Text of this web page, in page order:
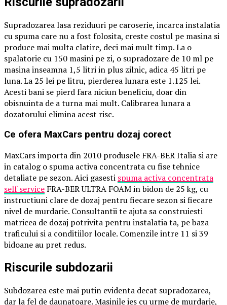
Supradozarea lasa reziduuri pe caroserie, incarca instalatia
cu spuma care nu a fost folosita, creste costul pe masina si
produce mai multa clatire, deci mai mult timp. La o
spalatorie cu 150 masini pe zi, o supradozare de 10 ml pe
masina inseamna 1,5 litri in plus zilnic, adica 45 litri pe
luna. La 25 lei pe litru, pierderea lunara este 1.125 lei.
Acesti bani se pierd fara niciun beneficiu, doar din
obisnuinta de a turna mai mult. Calibrarea lunara a
dozatorului elimina acest risc.
Ce ofera MaxCars pentru dozaj corect
MaxCars importa din 2010 produsele FRA-BER Italia si are
in catalog o spuma activa concentrata cu fise tehnice
detaliate pe sezon. Aici gasesti spuma activa concentrata
self service FRA-BER ULTRA FOAM in bidon de 25 kg, cu
instructiuni clare de dozaj pentru fiecare sezon si fiecare
nivel de murdarie. Consultantii te ajuta sa construiesti
matricea de dozaj potrivita pentru instalatia ta, pe baza
traficului si a conditiilor locale. Comenzile intre 11 si 39
bidoane au pret redus.
Riscurile subdozarii
Subdozarea este mai putin evidenta decat supradozarea,
dar la fel de daunatoare. Masinile ies cu urme de murdarie,